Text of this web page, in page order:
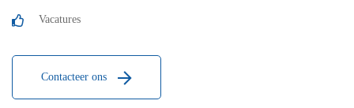
Vacatures
Contacteer ons